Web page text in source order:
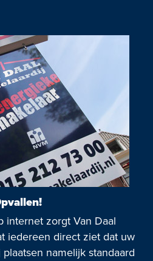
internet zorgt Van Daal
iedereen direct ziet dat uw
namelijk standaard